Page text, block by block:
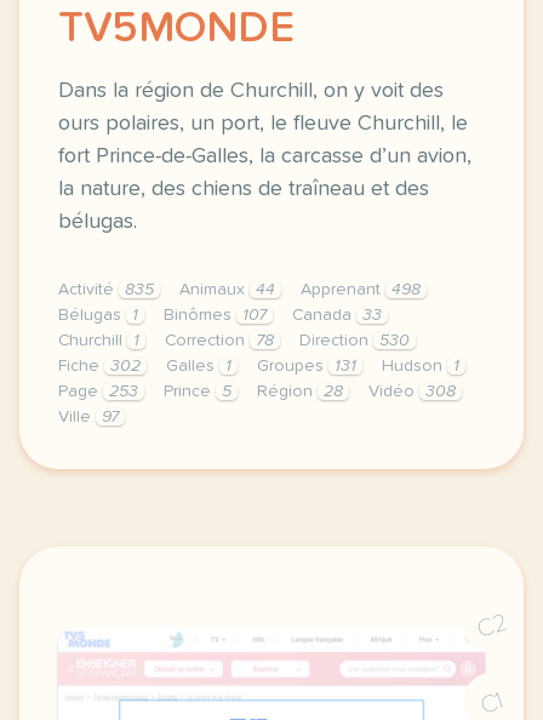
TV5MONDE
Dans la région de Churchill, on y voit des
ours polaires, un port, le fleuve Churchill, le
fort Prince-de-Galles, la carcasse d’un avion,
la nature, des chiens de traîneau et des
bélugas.
Activité 835 Animaux 44 Apprenant
498
Bélugas
1 Binômes 107 Canada
33
Churchill
1 Correction 78 Direction
530
Fiche
302 Galles 1 Groupes 131 Hudson
1
Page
253 Prince 5 Région 28 Vidéo
308
Ville
97
didomi host didomi components button cursor
C2
C1